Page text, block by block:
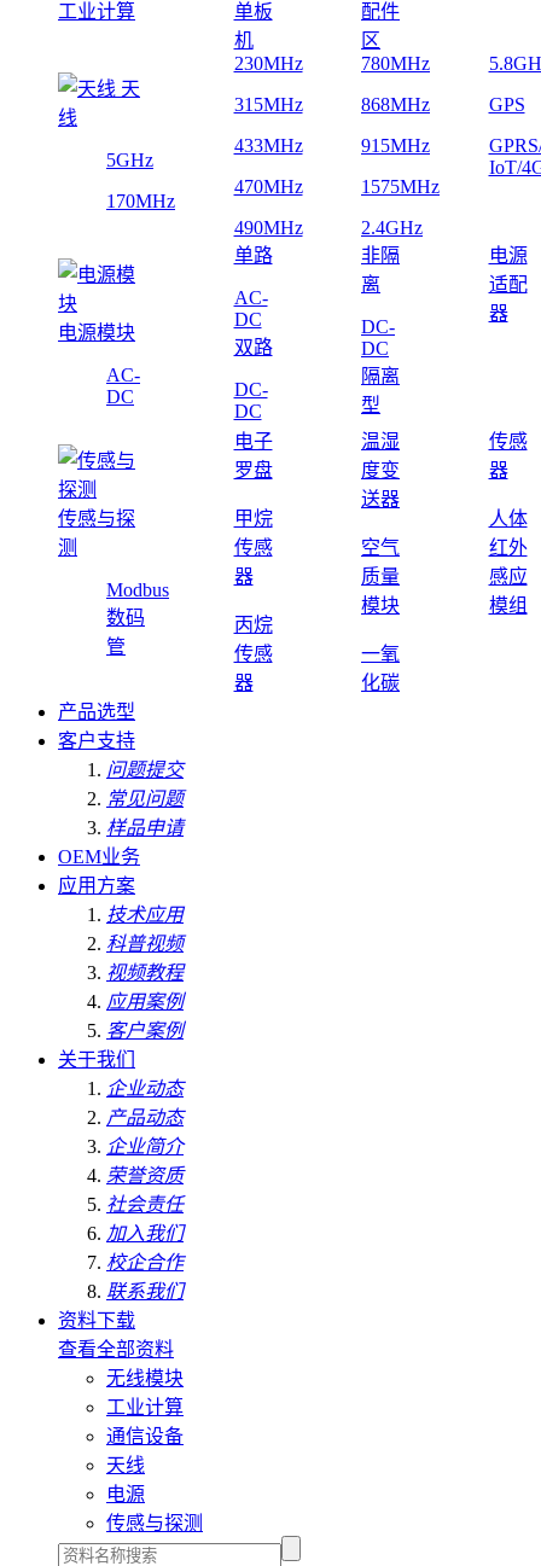
工业计算
单板
机
配件
区
天
线
5GHz
170MHz
230MHz
315MHz
433MHz
470MHz
490MHz
780MHz
868MHz
915MHz
1575MHz
2.4GHz
GPS
IoT/
电源模块
AC-
DC
单路
AC-
DC
双路
DC-
DC
非隔
离
DC-
DC
隔离
型
电源
适配
器
传感与探
测
Modbus
数码
管
电子
罗盘
甲烷
传感
器
丙烷
传感
器
温湿
度变
送器
空气
质量
模块
一氧
化碳
传感
器
人体
红外
感应
模组
产品选型
客户支持
问题提交
常见问题
样品申请
OEM业务
应用方案
技术应用
科普视频
视频教程
应用案例
客户案例
关于我们
企业动态
产品动态
企业简介
荣誉资质
社会责任
加入我们
校企合作
联系我们
资料下载
查看全部资料
无线模块
工业计算
通信设备
天线
电源
传感与探测